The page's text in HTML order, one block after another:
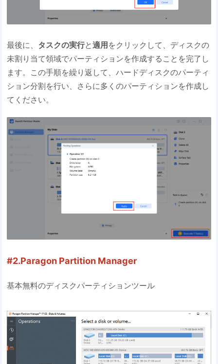
最後に、 タスクの実行と適用 をクリックして、ディスクの
未割り当て領域でパーティションを作成することを完了し
ます。この手順を繰り返して、ハードディスクのパーティ
ション分割を行い、さらに多くのパーティションを作成し
てください。
#2.Paragon Partition Manager
基本無料のディスクパーティションツール